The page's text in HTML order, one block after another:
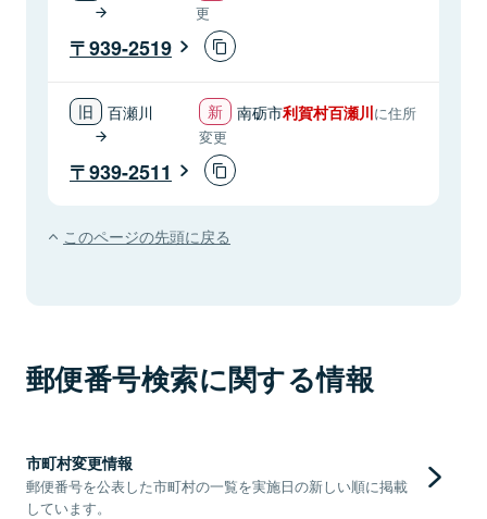
更
939-2519
百瀬川 南砺市利賀村百瀬川に住所
変更
939-2511
このページの先頭に戻る
郵便番号検索に関する情報
市町村変更情報
郵便番号を公表した市町村の一覧を実施日の新しい順に掲載
しています。